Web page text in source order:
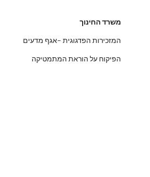
משרד החינוך
המזכירות הפדגוגית –אגף מדעים
הפיקוח על הוראת המתמטיקה